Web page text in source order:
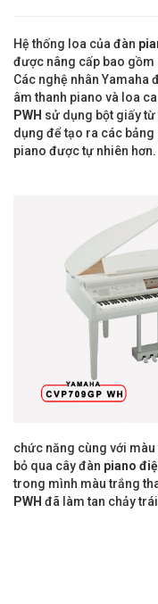
Hệ thống loa của đàn
được nâng cấp bao gồm
Các nghệ nhân Yamaha
âm thanh piano và loa
PWH sử dụng bột giấy
dụng để tạo ra các
piano được tự nhiên hơn.
chức năng cùng với
bỏ qua cây đàn piano
trong mình màu trắng
PWH đã làm tan chảy